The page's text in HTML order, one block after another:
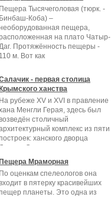
Пещера Тысячеголовая (тюрк. -
Бинбаш-Коба) –
пещера,
на плато Чатыр-
Протяжённость пещеры -
110 м. Вот как
- первая столица
Крымского ханства
На рубеже XV и XVI в правление
Менгли Герая, здесь был
столичный
комплекс из пяти
ханского дворца
Девлет-Сарая
Пещера Мраморная
По оценкам спелеологов она
в пятерку красивейших
планеты. Это одна из